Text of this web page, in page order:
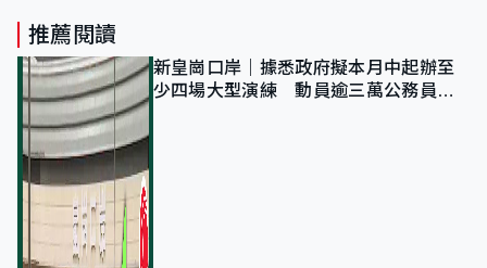
推薦閱讀
新皇崗口岸｜據悉政府擬本月中起辦至
少四場大型演練 動員逾三萬公務員人